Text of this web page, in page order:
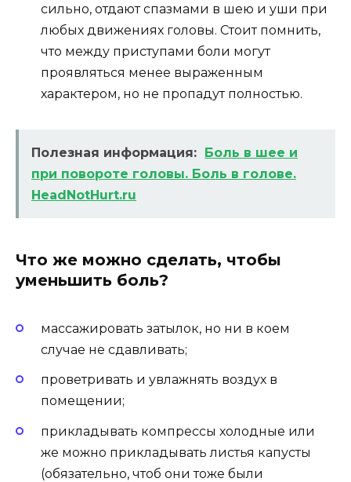
сильно, отдают спазмами в шею и уши при
любых движениях головы. Стоит помнить,
что между приступами боли могут
проявляться менее выраженным
характером, но не пропадут полностью.
Полезная информация: Боль в шее и
при повороте головы. Боль в голове.
HeadNotHurt.ru
Что же можно сделать, чтобы
уменьшить боль?
массажировать затылок, но ни в коем
случае не сдавливать;
проветривать и увлажнять воздух в
помещении;
прикладывать компрессы холодные или
же можно прикладывать листья капусты
(обязательно, чтоб они тоже были